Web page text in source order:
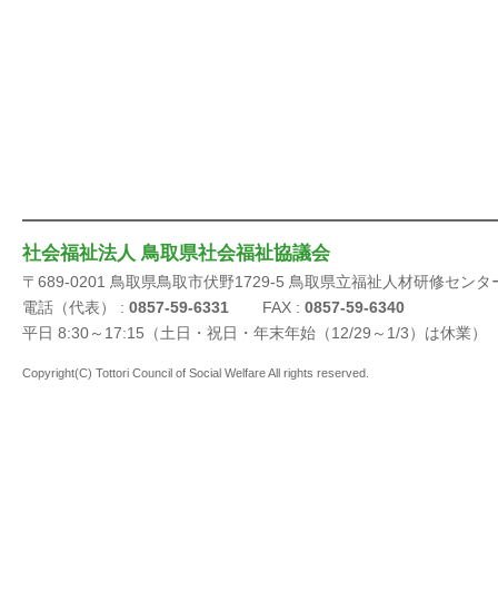
社会福祉法人 鳥取県社会福祉協議会
〒689-0201 鳥取県鳥取市伏野1729-5 鳥取県立福祉人材研修センタ
電話（代表） : 0857-59-6331 FAX : 0857-59-6340
平日 8:30～17:15（土日・祝日・年末年始（12/29～1/3）は休業）
Copyright(C) Tottori Council of Social Welfare All rights reserved.